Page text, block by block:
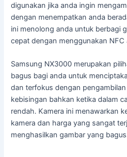
digunakan jika anda ingin
dengan menempatkan anda
ini menolong anda untuk berbagi
cepat dengan menggunakan NFC
Samsung NX3000 merupakan
bagus bagi anda untuk
dan terfokus dengan
kebisingan bahkan ketika dalam
rendah. Kamera ini menawarkan
kamera dan harga yang sangat
menghasilkan gambar yang